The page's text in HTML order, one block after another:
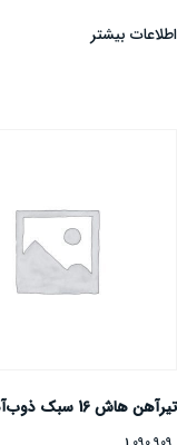
بیشتر
هاش 16 سبک ذوب‌آهن